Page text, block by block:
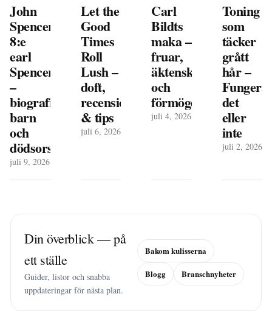
John
Spencer,
8:e
earl
Spencer
–
biografi,
barn
och
dödsorsak
juli 9, 2026
Let the
Good
Times
Roll
Lush –
doft,
recensioner
& tips
juli 6, 2026
Carl
Bildts
maka –
fruar,
äktenskap
och
förmögenhet
juli 4, 2026
Toning
som
täcker
grått
hår –
det
eller
inte
juli 2, 2026
Din överblick — på
ett ställe
Guider, listor och snabba
uppdateringar för nästa plan.
Bakom kulisserna
Blogg
Branschnyheter